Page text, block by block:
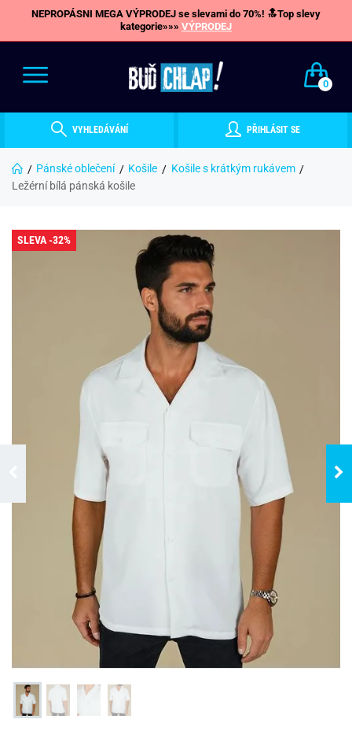
NEPROPÁSNI MEGA VÝPRODEJ se slevami do 70%! 🔝Top slevy
kategorie»»» VÝPRODEJ
0
VYHLEDÁVÁNÍ PŘIHLÁSIT SE
Pánské oblečení Košile
Košile s krátkým rukávem
Ležérní bílá pánská košile
SLEVA -32%